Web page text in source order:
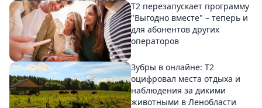
Т2 перезапускает программу
"Выгодно вместе" – теперь и
для абонентов других
операторов
Зубры в онлайне: Т2
оцифровал места отдыха и
наблюдения за дикими
животными в Ленобласти